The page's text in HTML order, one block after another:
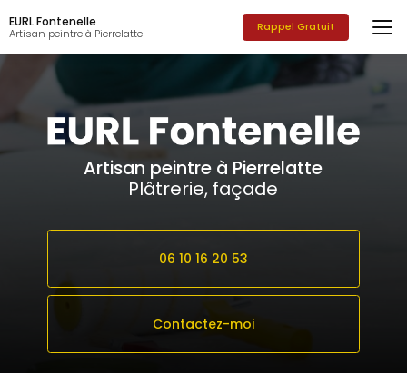
au
contenu
principal
EURL Fontenelle
Artisan peintre à Pierrelatte Rappel Gratuit
Artisan peintre à Pierrelatte
Plâtrerie, façade
06 10 16 20 53
Contactez-moi